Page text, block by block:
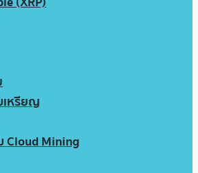
เหรียญ
Cloud Mining